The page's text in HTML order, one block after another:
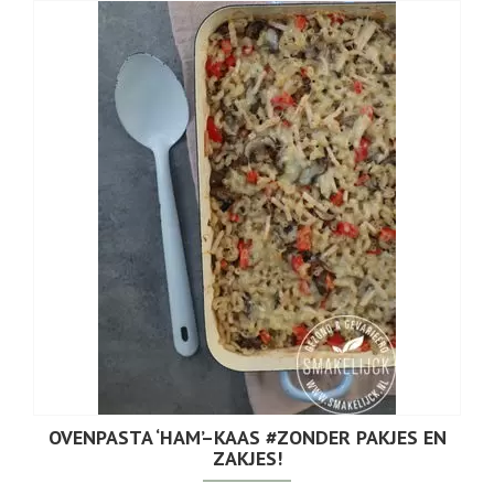
OVENPASTA ‘HAM’–KAAS #ZONDER PAKJES EN
ZAKJES!